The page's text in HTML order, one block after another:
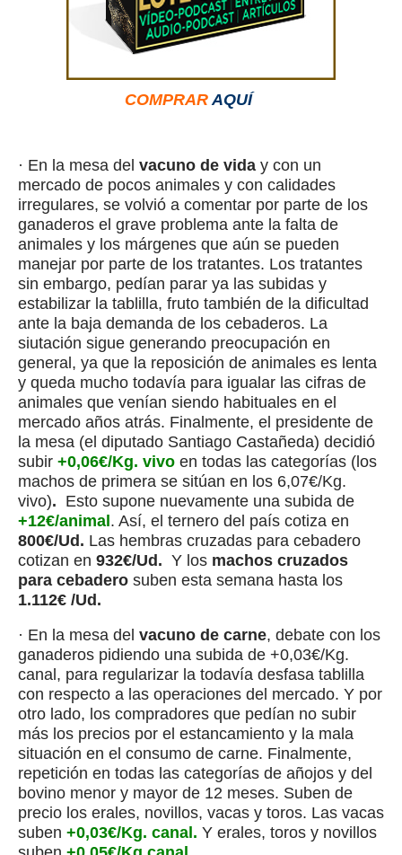
COMPRAR AQUÍ
· En la mesa del vacuno de vida y con un
mercado de pocos animales y con calidades
irregulares, se volvió a comentar por parte de los
ganaderos el grave problema ante la falta de
animales y los márgenes que aún se pueden
manejar por parte de los tratantes. Los tratantes
sin embargo, pedían parar ya las subidas y
estabilizar la tablilla, fruto también de la dificultad
ante la baja demanda de los cebaderos. La
siutación sigue generando preocupación en
general, ya que la reposición de animales es lenta
y queda mucho todavía para igualar las cifras de
animales que venían siendo habituales en el
mercado años atrás. Finalmente, el presidente de
la mesa (el diputado Santiago Castañeda) decidió
subir +0,06€/Kg. vivo en todas las categorías (los
machos de primera se sitúan en los 6,07€/Kg.
vivo). Esto supone nuevamente una subida de
+12€/animal . Así, el ternero del país cotiza en
800€/Ud. Las hembras cruzadas para cebadero
cotizan en 932€/Ud. Y los machos cruzados
para cebadero suben esta semana hasta los
1.112€ /Ud.
· En la mesa del vacuno de carne, debate con los
ganaderos pidiendo una subida de +0,03€/Kg.
canal, para regularizar la todavía desfasa tablilla
con respecto a las operaciones del mercado. Y por
otro lado, los compradores que pedían no subir
más los precios por el estancamiento y la mala
situación en el consumo de carne. Finalmente,
repetición en todas las categorías de añojos y del
bovino menor y mayor de 12 meses. Suben de
precio los erales, novillos, vacas y toros. Las vacas
suben +0,03€/Kg. canal. Y erales, toros y novillos